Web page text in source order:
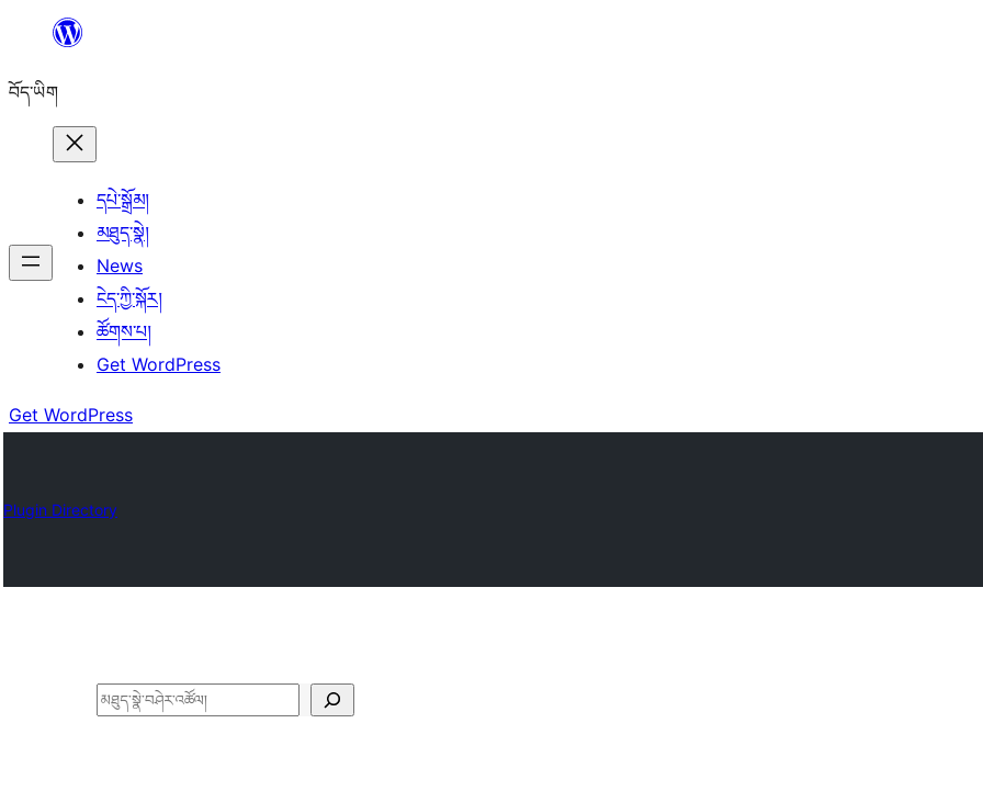
content
བོད་ཡིག
དཔེ་སྒྲོམ།
མཐུད་སྣེ།
News
ངེད་ཀྱི་སྐོར།
ཚོགས་པ།
Get WordPress
Get WordPress
Plugin Directory
བཤེར་